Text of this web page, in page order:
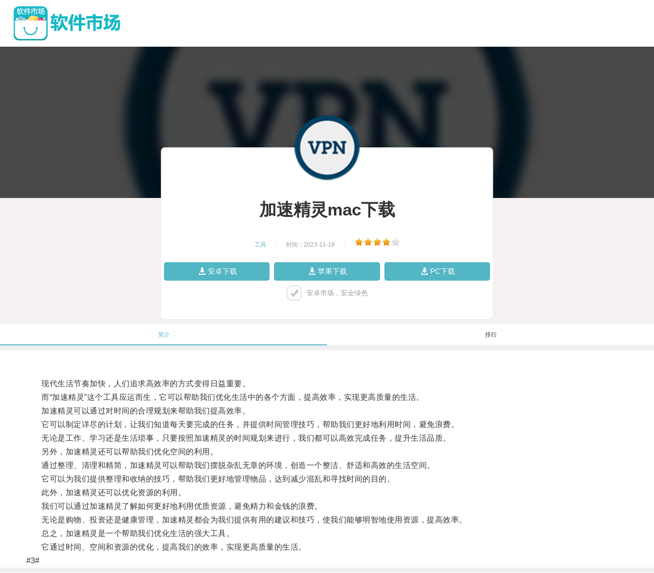
加速精灵mac下载
工具 时间：2023-11-18
安卓下载 苹果下载 PC下载
安卓市场，安全绿色
简介 排行
现代生活节奏加快，人们追求高效率的方式变得日益重要。
而“加速精灵”这个工具应运而生，它可以帮助我们优化生活中的各个方面，提高效率，实现更高质量的生活。
加速精灵可以通过对时间的合理规划来帮助我们提高效率。
它可以制定详尽的计划，让我们知道每天要完成的任务，并提供时间管理技巧，帮助我们更好地利用时间，避免浪费。
无论是工作、学习还是生活琐事，只要按照加速精灵的时间规划来进行，我们都可以高效完成任务，提升生活品质。
另外，加速精灵还可以帮助我们优化空间的利用。
通过整理、清理和精简，加速精灵可以帮助我们摆脱杂乱无章的环境，创造一个整洁、舒适和高效的生活空间。
它可以为我们提供整理和收纳的技巧，帮助我们更好地管理物品，达到减少混乱和寻找时间的目的。
此外，加速精灵还可以优化资源的利用。
我们可以通过加速精灵了解如何更好地利用优质资源，避免精力和金钱的浪费。
无论是购物、投资还是健康管理，加速精灵都会为我们提供有用的建议和技巧，使我们能够明智地使用资源，提高效率。
总之，加速精灵是一个帮助我们优化生活的强大工具。
它通过时间、空间和资源的优化，提高我们的效率，实现更高质量的生活。
#3#